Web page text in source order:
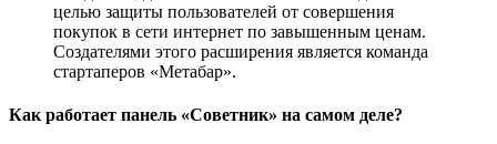
целью защиты пользователей от совершения
покупок в сети интернет по завышенным ценам.
Создателями этого расширения является команда
стартаперов «Метабар».
Как работает панель «Советник» на самом деле?